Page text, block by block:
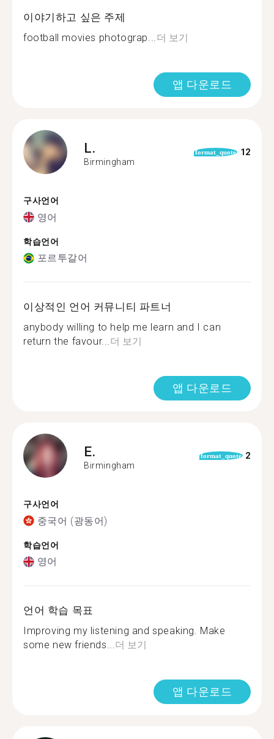
이야기하고 싶은 주제
football movies photograp...더 보기
앱 다운로드
L.
Birmingham
format_quote 12
구사언어
영어
학습언어
포르투갈어
이상적인 언어 커뮤니티 파트너
anybody willing to help me learn and I can
return the favour...더 보기
앱 다운로드
E.
Birmingham
format_quote 2
구사언어
중국어 (광동어)
학습언어
영어
언어 학습 목표
Improving my listening and speaking. Make
some new friends...더 보기
앱 다운로드